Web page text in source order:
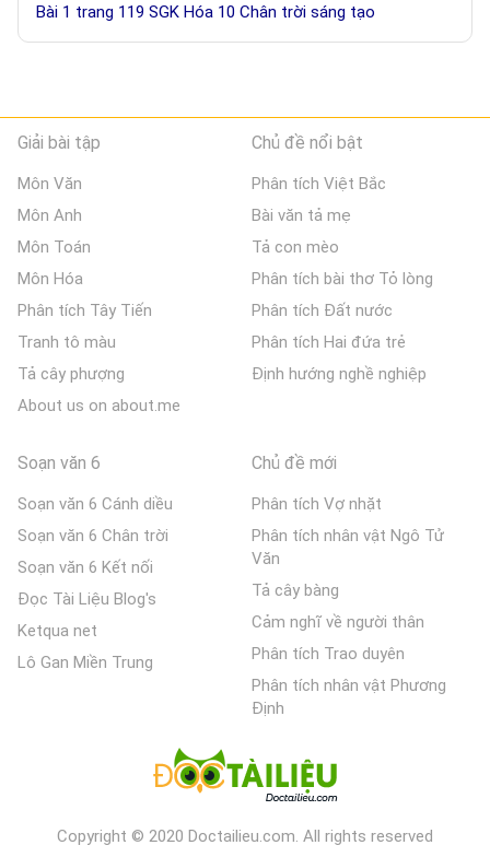
Bài 1 trang 119 SGK Hóa 10 Chân trời sáng tạo
Giải bài tập
Môn Văn
Môn Anh
Môn Toán
Môn Hóa
Phân tích Tây Tiến
Tranh tô màu
Tả cây phượng
About us on about.me
Chủ đề nổi bật
Phân tích Việt Bắc
Bài văn tả mẹ
Tả con mèo
Phân tích bài thơ Tỏ lòng
Phân tích Đất nước
Phân tích Hai đứa trẻ
Định hướng nghề nghiệp
Soạn văn 6
Soạn văn 6 Cánh diều
Soạn văn 6 Chân trời
Soạn văn 6 Kết nối
Đọc Tài Liệu Blog's
Ketqua net
Lô Gan Miền Trung
Chủ đề mới
Phân tích Vợ nhặt
Phân tích nhân vật Ngô Tử
Văn
Tả cây bàng
Cảm nghĩ về người thân
Phân tích Trao duyên
Phân tích nhân vật Phương
Định
Copyright © 2020 Doctailieu.com. All rights reserved